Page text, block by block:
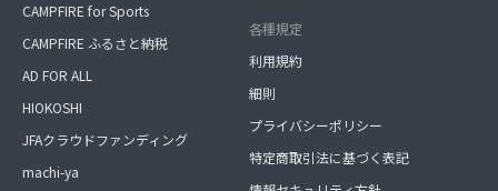
CAMPFIRE for Sports
CAMPFIRE ふるさと納税
AD FOR ALL
HIOKOSHI
JFAクラウドファンディング
machi-ya
各種規定
利用規約
細則
プライバシーポリシー
特定商取引法に基づく表記